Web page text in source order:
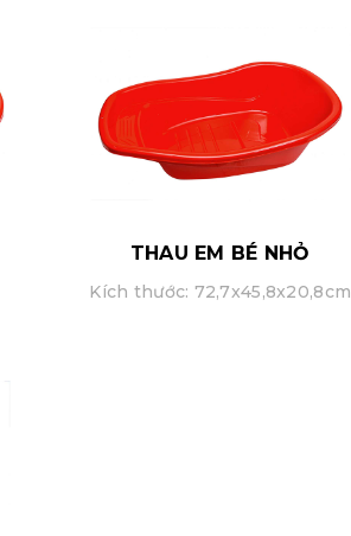
THAU EM BÉ NHỎ
Kích thước: 72,7x45,8x20,8cm